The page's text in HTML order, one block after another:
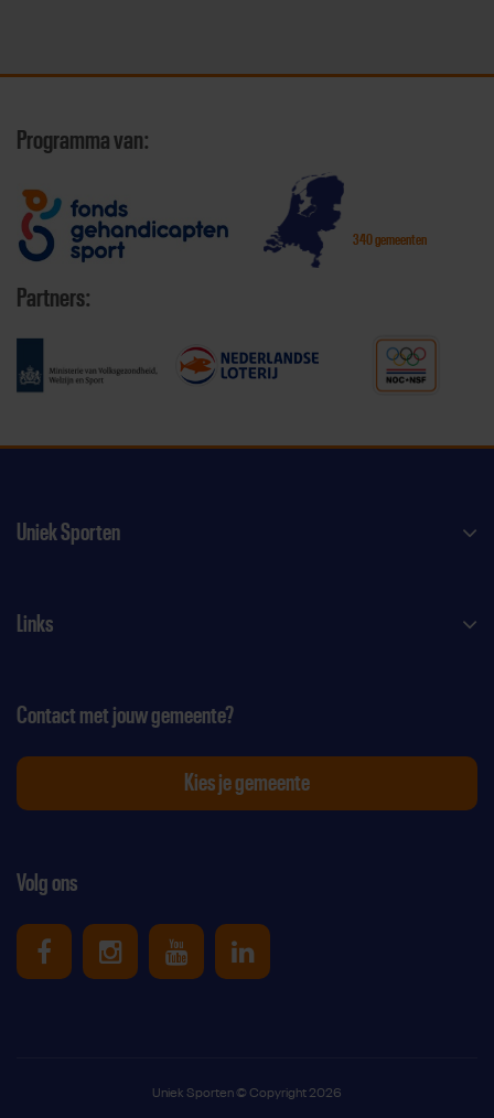
Programma van:
340 gemeenten
Partners:
Uniek Sporten
Links
Volg ons
Uniek Sporten op Facebook
Uniek Sporten op Instagram
Uniek Sporten op Youtube
Uniek Sporten op
Contact met jouw gemeente?
Kies je gemeente
Uniek Sporten © Copyright 2026